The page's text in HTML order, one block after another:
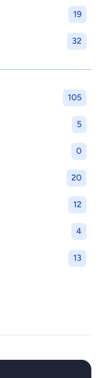
19
32
105
5
0
20
12
4
13